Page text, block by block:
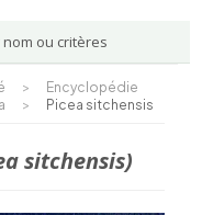
ou critères
>
Encyclopédie
> Picea sitchensis
sitchensis)